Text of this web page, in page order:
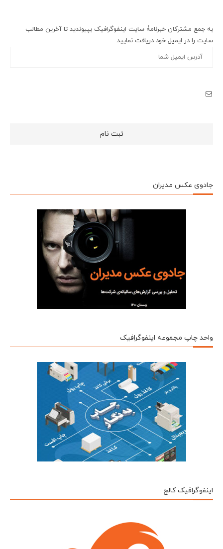
به جمع مشترکان خبرنامۀ سایت اینفوگرافیک بپیوندید تا آخرین مطالب
سایت را در ایمیل خود دریافت نمایید.
جادوی عکس مدیران
واحد چاپ مجموعه اینفوگرافیک
اینفوگرافیک کالج